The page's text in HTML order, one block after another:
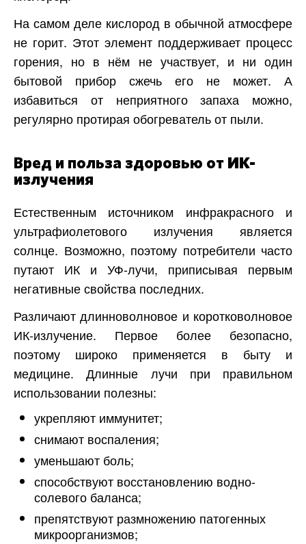
На самом деле кислород в обычной атмосфере
не горит. Этот элемент поддерживает процесс
горения, но в нём не участвует, и ни один
бытовой прибор сжечь его не может. А
избавиться от неприятного запаха можно,
регулярно протирая обогреватель от пыли.
Вред и польза здоровью от ИК-
излучения
Естественным источником инфракрасного и
ультрафиолетового излучения является
солнце. Возможно, поэтому потребители часто
путают ИК и УФ-лучи, приписывая первым
негативные свойства последних.
Различают длинноволновое и коротковолновое
ИК-излучение. Первое более безопасно,
поэтому широко применяется в быту и
медицине. Длинные лучи при правильном
использовании полезны:
укрепляют иммунитет;
снимают воспаления;
уменьшают боль;
способствуют восстановлению водно-
солевого баланса;
препятствуют размножению патогенных
микроорганизмов;